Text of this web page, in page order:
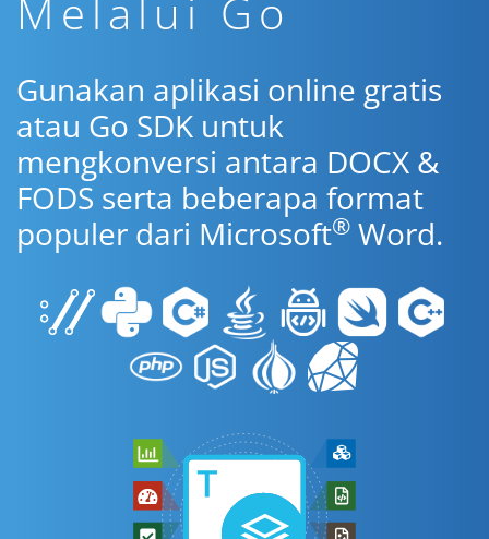
Melalui Go
Gunakan aplikasi online gratis
atau Go SDK untuk
mengkonversi antara DOCX &
FODS serta beberapa format
populer dari Microsoft® Word.